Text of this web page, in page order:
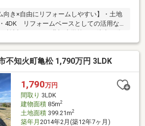
向き×自由にリフォームしやすい】・土地
4DK リフォームベースとしての活用な
い距離にあります・国道3号線へ出れば大
パーが揃っており、毎日のお買い物に便
不知火町亀松 1,790万円 3LDK
1,790万円
間取り 3LDK
建物面積85m2
土地面積399.21m2
築年月 2014年2月(築12年7ヶ月)